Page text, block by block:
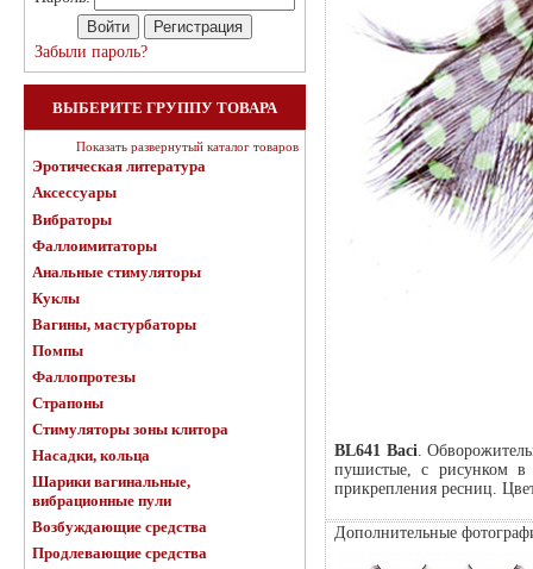
Забыли пароль?
ВЫБЕРИТЕ ГРУППУ ТОВАРА
Показать развернутый каталог товаров
Эротическая литература
Аксессуары
Вибраторы
Фаллоимитаторы
Анальные стимуляторы
Куклы
Вагины, мастурбаторы
Помпы
Фаллопротезы
Страпоны
Стимуляторы зоны клитора
Насадки, кольца
Шарики вагинальные,
вибрационные пули
Возбуждающие средства
Продлевающие средства
BL641 Baci.
пушистые, с рисунком в
прикрепления ресниц.
Дополнительные